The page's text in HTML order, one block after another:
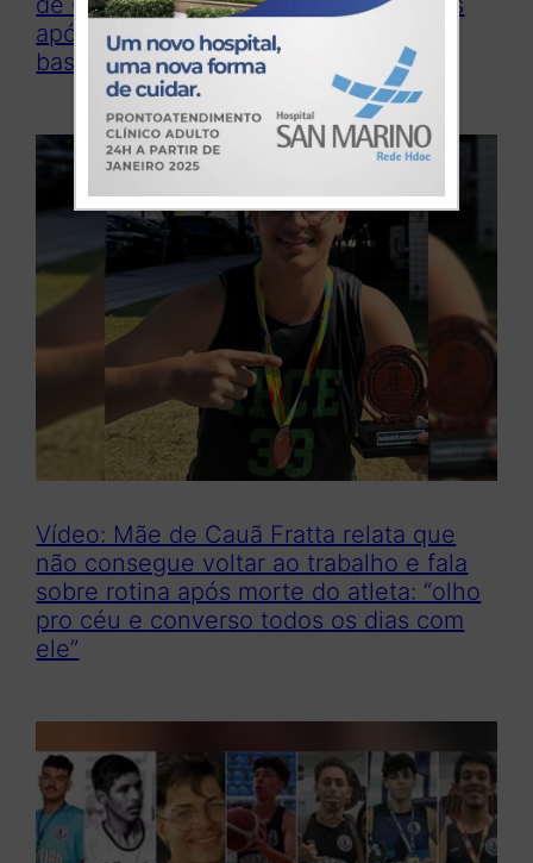
após acidente com ônibus do time de
basquete
Vídeo: Mãe de Cauã Fratta relata que
não consegue voltar ao trabalho e fala
sobre rotina após morte do atleta: “olho
pro céu e converso todos os dias com
ele”